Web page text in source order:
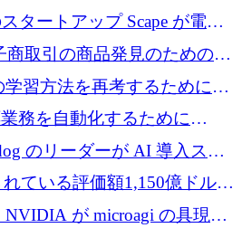
挑戦者が1900万ドルを獲得
タートアップ Scape が電子
ために 320 万ドルを調達し
上
商取引の商品発見のための
に 120 万ユーロを調達
学習方法を再考するために
調達
務を自動化するために
ードを確保
のリーダーが AI 導入スタ
を支援
ている評価額1,150億ドルで
売却を確認
NVIDIA が microagi の具現化